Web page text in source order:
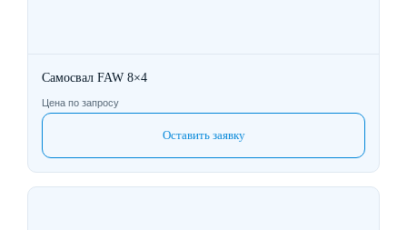
Самосвал FAW 8×4
Цена по запросу
Оставить заявку